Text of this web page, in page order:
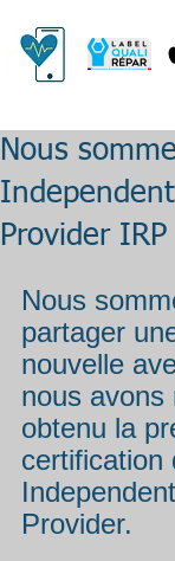
Nous
Provider
Nous
partager
nouvelle
nous avons
obtenu la
certification
Provider.